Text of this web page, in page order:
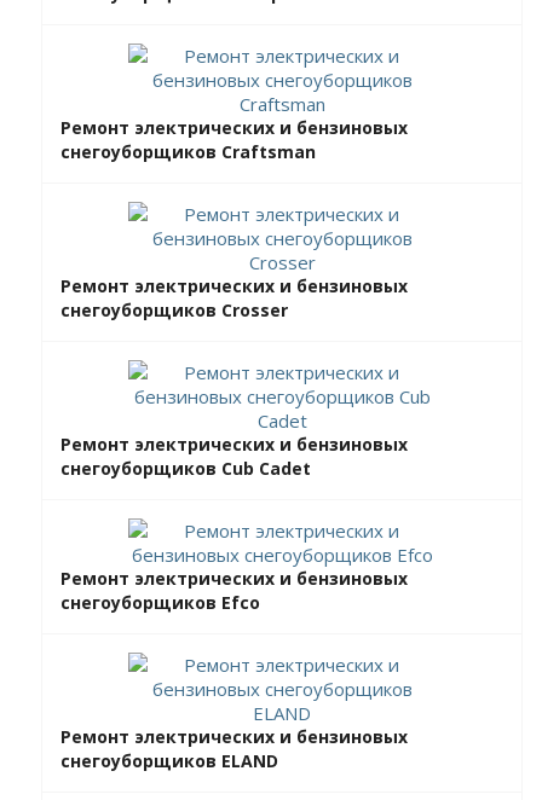
Ремонт электрических и бензиновых
снегоуборщиков Craftsman
Ремонт электрических и бензиновых
снегоуборщиков Crosser
Ремонт электрических и бензиновых
снегоуборщиков Cub Cadet
Ремонт электрических и бензиновых
снегоуборщиков Efco
Ремонт электрических и бензиновых
снегоуборщиков ELAND